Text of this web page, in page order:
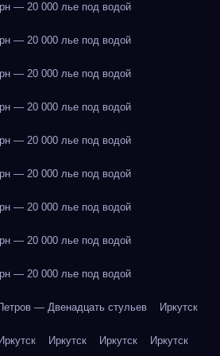
— 20 000 лье под водой
— 20 000 лье под водой
— 20 000 лье под водой
— 20 000 лье под водой
— 20 000 лье под водой
— 20 000 лье под водой
— 20 000 лье под водой
— 20 000 лье под водой
— 20 000 лье под водой
— Двенадцать стульев Иркутск
Иркутск Иркутск Иркутск Иркутск